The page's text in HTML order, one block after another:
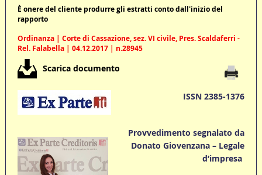
È onere del cliente produrre gli estratti conto dall'inizio del
rapporto
Ordinanza | Corte di Cassazione, sez. VI civile, Pres. Scaldaferri -
Rel. Falabella | 04.12.2017 | n.28945
Scarica documento
ISSN 2385-1376
Provvedimento segnalato da
Donato Giovenzana – Legale
d’impresa